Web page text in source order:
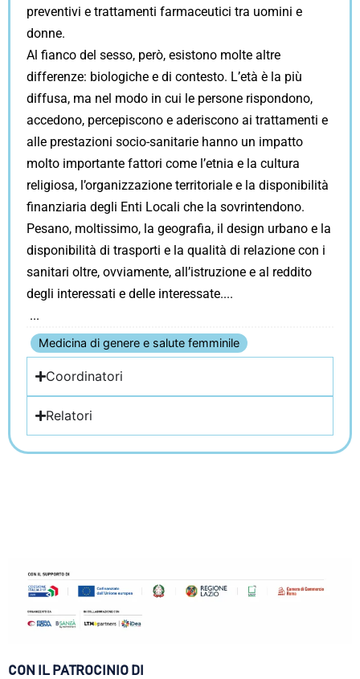
preventivi e trattamenti farmaceutici tra uomini e
donne.
Al fianco del sesso, però, esistono molte altre
differenze: biologiche e di contesto. L’età è la più
diffusa, ma nel modo in cui le persone rispondono,
accedono, percepiscono e aderiscono ai trattamenti e
alle prestazioni socio-sanitarie hanno un impatto
molto importante fattori come l’etnia e la cultura
religiosa, l’organizzazione territoriale e la disponibilità
finanziaria degli Enti Locali che la sovrintendono.
Pesano, moltissimo, la geografia, il design urbano e la
disponibilità di trasporti e la qualità di relazione con i
sanitari oltre, ovviamente, all’istruzione e al reddito
degli interessati e delle interessate.
Medicina di genere e salute femminile
Coordinatori
Relatori
CON IL PATROCINIO DI